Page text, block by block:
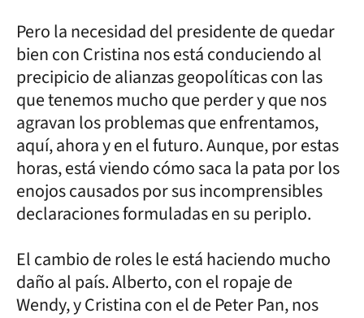
Pero la necesidad del presidente de quedar
bien con Cristina nos está conduciendo al
precipicio de alianzas geopolíticas con las
que tenemos mucho que perder y que nos
agravan los problemas que enfrentamos,
aquí, ahora y en el futuro. Aunque, por estas
horas, está viendo cómo saca la pata por los
enojos causados por sus incomprensibles
declaraciones formuladas en su periplo.
El cambio de roles le está haciendo mucho
daño al país. Alberto, con el ropaje de
Wendy, y Cristina con el de Peter Pan, nos